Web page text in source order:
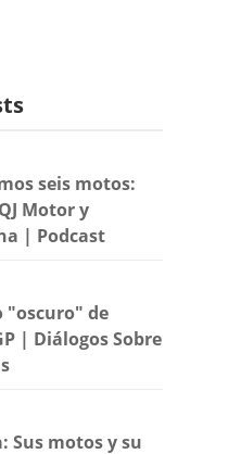
seis motos:
Motor y
| Podcast
"oscuro" de
| Diálogos Sobre
Sus motos y su